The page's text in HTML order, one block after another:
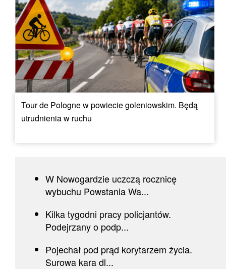
Tour de Pologne w powiecie goleniowskim. Będą
utrudnienia w ruchu
W Nowogardzie uczczą rocznicę
wybuchu Powstania Wa...
Kilka tygodni pracy policjantów.
Podejrzany o podp...
Pojechał pod prąd korytarzem życia.
Surowa kara dl...